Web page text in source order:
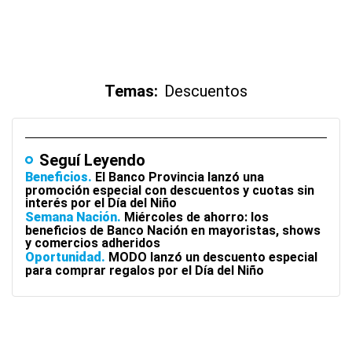
Temas: Descuentos
Seguí Leyendo
Beneficios El Banco Provincia lanzó una
promoción especial con descuentos y cuotas sin
interés por el Día del Niño
Semana Nación Miércoles de ahorro: los
beneficios de Banco Nación en mayoristas, shows
y comercios adheridos
Oportunidad
MODO lanzó un descuento especial
para comprar regalos por el Día del Niño